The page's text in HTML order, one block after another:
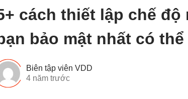
cách thiết lập chế
bảo mật nhất có thể
Biên tập viên VDD
4 năm trước